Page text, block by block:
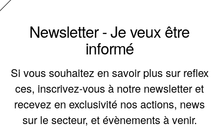
Newsletter - Je veux être
informé
Si vous souhaitez en savoir plus sur reflex
ces, inscrivez-vous à notre newsletter et
recevez en exclusivité nos actions, news
sur le secteur, et évènements à venir.